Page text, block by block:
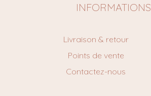
INFORMATIONS
Livraison & retour
Points de vente
Contactez-nous